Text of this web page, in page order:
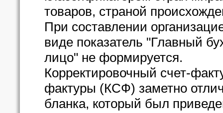
товаров, страной
При составлении
виде показатель "Главный
лицо" не формируется.
Корректировочный счет-
фактуры (КСФ) заметно
бланка, который был